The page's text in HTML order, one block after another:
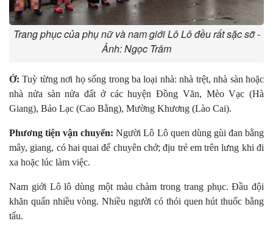
Trang phục của phụ nữ và nam giới Lô Lô đều rất sặc sỡ -
Ảnh: Ngọc Trâm
Ở:Tuỳ từng nơi họ sống trong ba loại nhà: nhà trệt, nhà sàn hoặc
nhà nửa sàn nửa đất ở các huyện Ðồng Văn, Mèo Vạc (Hà
Giang), Bảo Lạc (Cao Bằng), Mường Khương (Lào Cai).
Phương tiện vận chuyển:Người Lô Lô quen dùng gùi đan bằng
mây, giang, có hai quai để chuyên chở; địu trẻ em trên lưng khi đi
xa hoặc lúc làm việc.
Nam giới Lô lô dùng một màu chàm trong trang phục. Ðầu đội
khăn quấn nhiều vòng. Nhiều người có thói quen hút thuốc bằng
tẩu.